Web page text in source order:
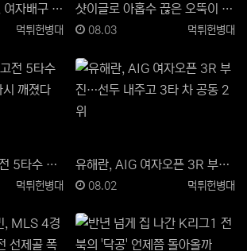
현대건설·흥국생명, 여자배구 슈퍼매치 나란히 2전 2패…
등록자
먹튀헌병대
샷이글로 아홉수 끊은 오뚝이 이다연…"감사함 속에서 1…
등록자
먹튀헌병대
등록일
08.03
이정후, 샌디에이고전 5타수 1안타…3할 타율 다시 깨…
등록자
먹튀헌병대
유해란, AIG 여자오픈 3R 부진…선두 내주고 3타 …
등록자
먹튀헌병대
등록일
08.02